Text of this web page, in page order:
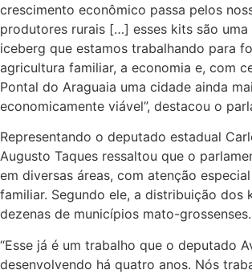
crescimento econômico passa pelos
produtores rurais […] esses kits são uma
iceberg que estamos trabalhando para
agricultura familiar, a economia e, com
Pontal do Araguaia uma cidade ainda
economicamente viável”, destacou o
Representando o deputado estadual
Augusto Taques ressaltou que o
em diversas áreas, com atenção
familiar. Segundo ele, a distribuição dos
dezenas de municípios mato-grossenses.
“Esse já é um trabalho que o deputado
desenvolvendo há quatro anos. Nós